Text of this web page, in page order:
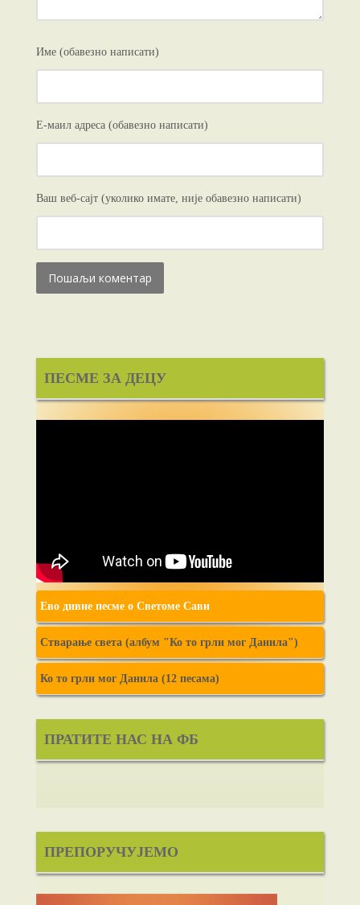
Име (обавезно написати)
Е-маил адреса (обавезно написати)
Ваш веб-сајт (уколико имате, није обавезно написати)
ПЕСМЕ ЗА ДЕЦУ
Ево дивне песме о Светоме Сави
Стварање света (албум "Ко то грли мог Данила")
Ко то грли мог Данила (12 песама)
ПРАТИТЕ НАС НА ФБ
ПРЕПОРУЧУЈЕМО